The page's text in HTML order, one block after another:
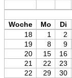
Woche
Mo Di
18
1 2
19
8 9
20
15 16
21
22 23
22
29 30